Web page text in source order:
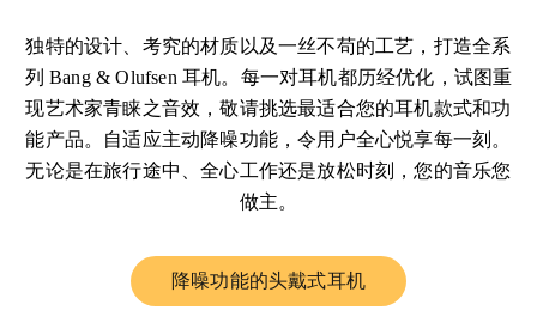
独特的设计、考究的材质以及一丝不苟的工艺，打造全系
列 Bang & Olufsen 耳机。每一对耳机都历经优化，试图重
现艺术家青睐之音效，敬请挑选最适合您的耳机款式和功
能产品。自适应主动降噪功能，令用户全心悦享每一刻。
无论是在旅行途中、全心工作还是放松时刻，您的音乐您
做主。
降噪功能的头戴式耳机
Link Opens in New Tab